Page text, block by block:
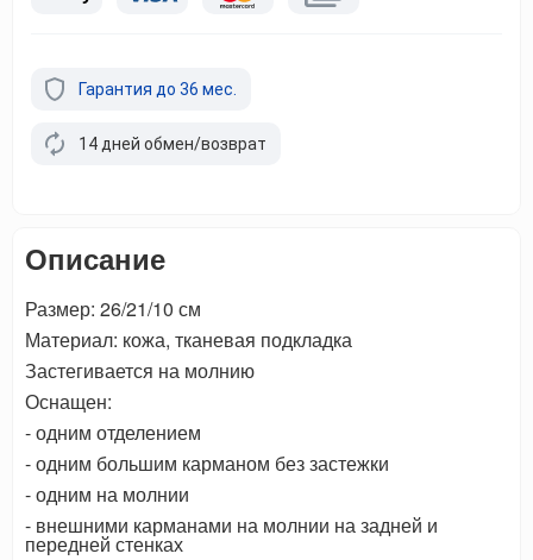
Гарантия до 36 мес.
14 дней обмен/возврат
Описание
Размер: 26/21/10 см
Материал: кожа, тканевая подкладка
Застегивается на молнию
Оснащен:
- одним отделением
- одним большим карманом без застежки
- одним на молнии
- внешними карманами на молнии на задней и
передней стенках